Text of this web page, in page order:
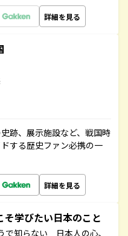
詳細を見る
跡、展示施設など、戦国時
する歴史ファン必携の一
詳細を見る
学びたい日本のこと
で知らない 日本人の心、